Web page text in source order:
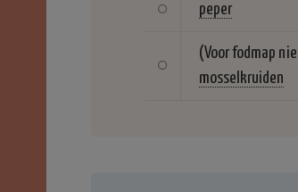
peper
(Voor fodmap
mosselkruiden